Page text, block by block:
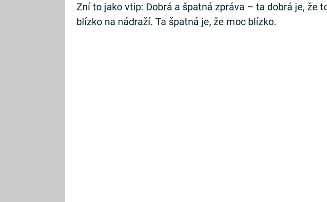
Zní to jako vtip: Dobrá a špatná zpráva – ta dobrá je, že
blízko na nádraží. Ta špatná je, že moc blízko.